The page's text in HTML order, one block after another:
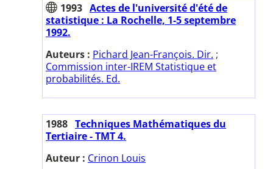
1993 Actes de l'université d'été de
statistique : La Rochelle, 1-5 septembre
1992.
Auteurs : Pichard Jean-François. Dir. ;
Commission inter-IREM Statistique et
probabilités. Ed.
1988 Techniques Mathématiques du
Tertiaire - TMT 4.
Auteur : Crinon Louis